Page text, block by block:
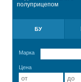
полуприцепом
БУ
Марка
Цена